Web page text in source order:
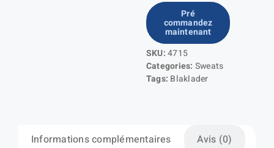
de
Jacka
dam
Pré
commandez
maintenant
SKU:4715
Categories: Sweats
Tags: Blaklader
Informations complémentaires Avis (0)